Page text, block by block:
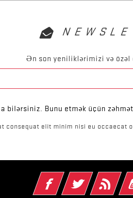
Ən son yeniliklərimizi və özəl
bilərsiniz. Bunu etmək üçün
consequat elit minim nisi eu occaecat
FacebookTwitter Rss